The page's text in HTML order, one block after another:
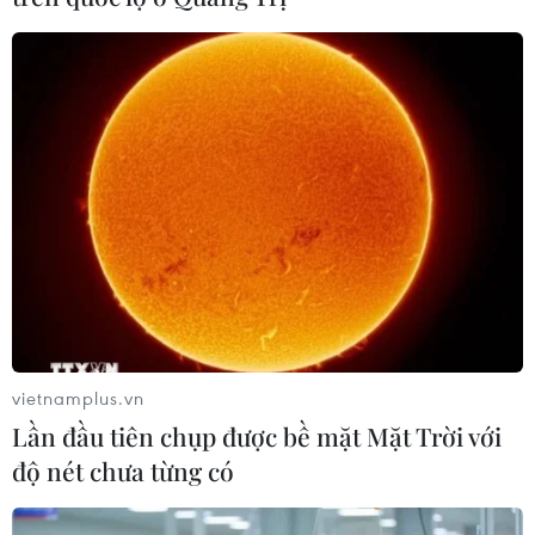
#Triều Tiên #Bình Nhưỡng
#Tên lửa
#Lầu Năm Góc
#Tên lửa siêu thanh Triều Tiên
Theo dõi VietnamPlus
vietnamplus.vn
Lần đầu tiên chụp được bề mặt Mặt Trời với
độ nét chưa từng có